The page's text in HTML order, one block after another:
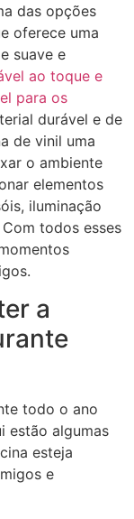
das opções
oferece uma
suave e
ao toque e
para os
durável e de
de vinil uma
o ambiente
elementos
iluminação
todos esses
a
todo o ano
estão algumas
esteja
e